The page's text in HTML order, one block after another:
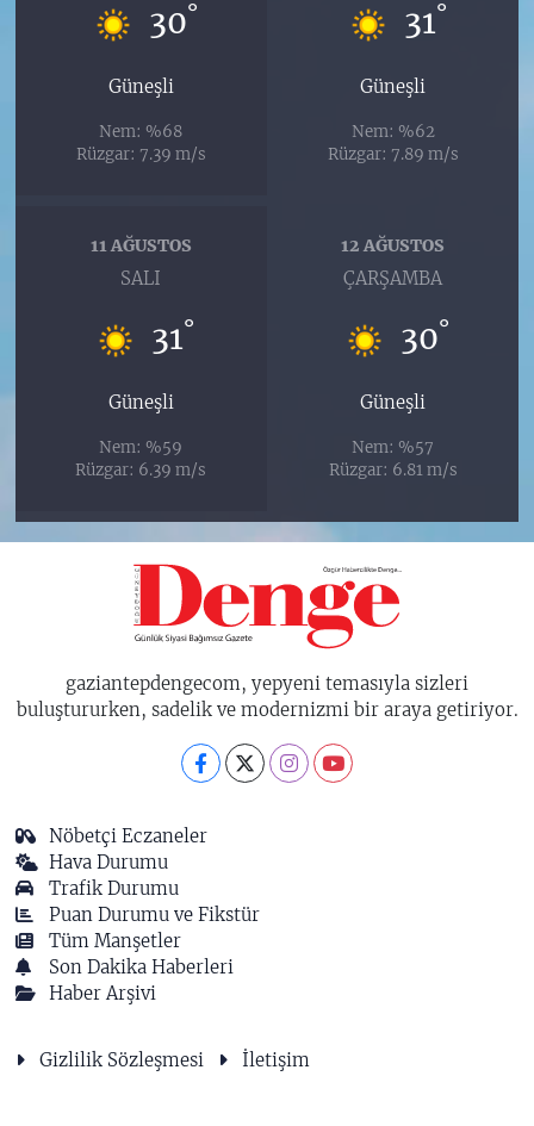
30°
Güneşli
Nem: %68
Rüzgar: 7.39 m/s
31°
Güneşli
Nem: %62
Rüzgar: 7.89 m/s
11 AĞUSTOS
SALI
31°
Güneşli
Nem: %59
Rüzgar: 6.39 m/s
12 AĞUSTOS
ÇARŞAMBA
30°
Güneşli
Nem: %57
Rüzgar: 6.81 m/s
gaziantepdengecom, yepyeni temasıyla sizleri
buluştururken, sadelik ve modernizmi bir araya getiriyor.
Nöbetçi Eczaneler
Hava Durumu
Trafik Durumu
Puan Durumu ve Fikstür
Tüm Manşetler
Son Dakika Haberleri
Haber Arşivi
Gizlilik Sözleşmesi İletişim